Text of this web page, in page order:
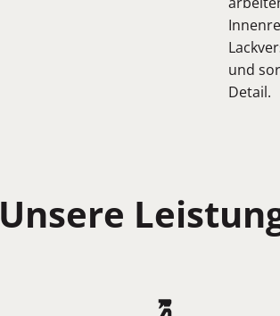
und
Detail.
Unsere